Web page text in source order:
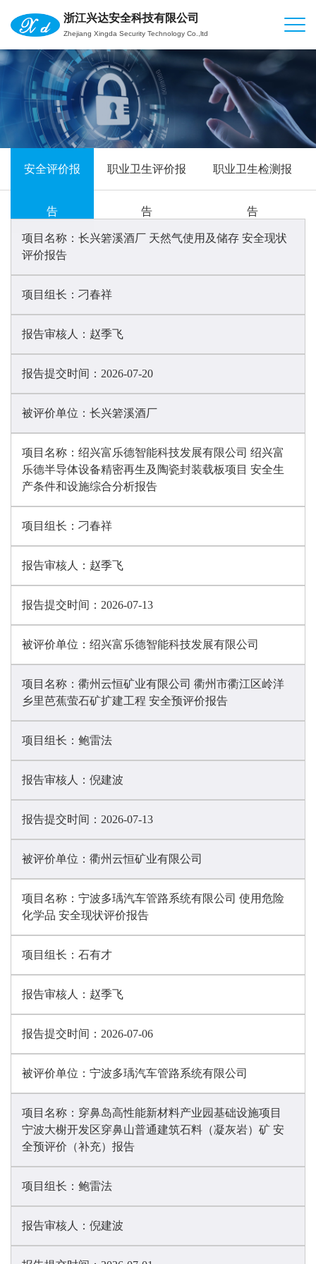
浙江兴达安全科技有限公司
Zhejiang Xingda Security Technology Co.,ltd
安全评价报
告
职业卫生评价报
告
职业卫生检测报
告
项目名称： 长兴箬溪酒厂 天然气使用及储存 安全现状
评价报告
项目组长： 刁春祥
报告审核人： 赵季飞
报告提交时间： 2026-07-20
被评价单位： 长兴箬溪酒厂
项目名称： 绍兴富乐德智能科技发展有限公司 绍兴富
乐德半导体设备精密再生及陶瓷封装载板项目 安全生
产条件和设施综合分析报告
项目组长： 刁春祥
报告审核人： 赵季飞
报告提交时间： 2026-07-13
被评价单位： 绍兴富乐德智能科技发展有限公司
项目名称： 衢州云恒矿业有限公司 衢州市衢江区岭洋
乡里芭蕉萤石矿扩建工程 安全预评价报告
项目组长： 鲍雷法
报告审核人： 倪建波
报告提交时间： 2026-07-13
被评价单位： 衢州云恒矿业有限公司
项目名称： 宁波多瑀汽车管路系统有限公司 使用危险
化学品 安全现状评价报告
项目组长： 石有才
报告审核人： 赵季飞
报告提交时间： 2026-07-06
被评价单位： 宁波多瑀汽车管路系统有限公司
项目名称： 穿鼻岛高性能新材料产业园基础设施项目
宁波大榭开发区穿鼻山普通建筑石料（凝灰岩）矿 安
全预评价（补充）报告
项目组长： 鲍雷法
报告审核人： 倪建波